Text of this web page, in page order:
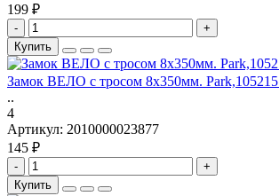
199 ₽
-
+
Купить
Замок ВЕЛО с тросом 8х350мм. Park,105215
..
4
Артикул: 2010000023877
145 ₽
-
+
Купить